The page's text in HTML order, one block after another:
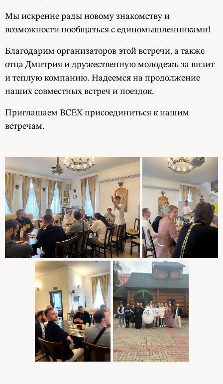
Мы искренне рады новому знакомству и
возможности пообщаться с единомышленниками!
Благодарим организаторов этой встречи, а также
отца Дмитрия и дружественную молодежь за визит
и теплую компанию. Надеемся на продолжение
наших совместных встреч и поездок.
Приглашаем ВСЕХ присоединиться к нашим
встречам.